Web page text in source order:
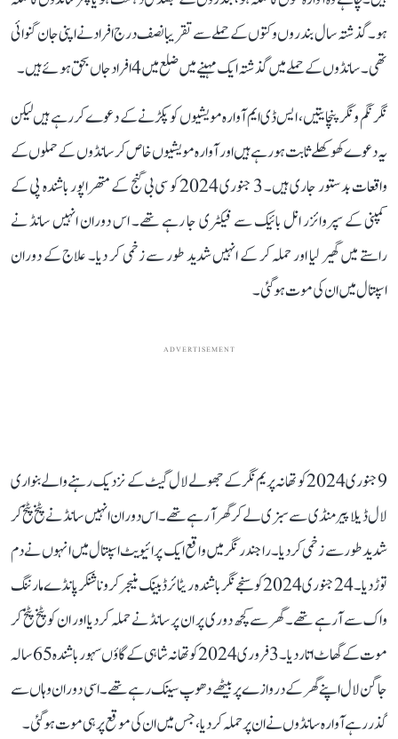
ہو۔ گذشتہ سال بندروں و کتوں کے حملے سے تقریبا نصف درج افراد نے اپنی جان گنوائی
تھی۔ سانڈوں کے حملے میں گذشتہ ایک مہینے میں ضلع میں 4 افراد جاں بحق ہوئے ہیں۔
نگر نگم و نگر پنچایتیں، ایس ڈی ایم آوارہ مویشیوں کو پکڑنے کے دعوے کر رہے ہیں لیکن
یہ دعوے کھوکھلے ثابت ہو رہے ہیں اور آوارہ مویشیوں خاص کر سانڈوں کے حملوں کے
واقعات بدستور جاری ہیں۔ 3 جنوری 2024 کو سی بی گنج کے متھراپور باشندہ پی کے
کمپنی کے سپروائزر انل بائیک سے فیکٹری جا رہے تھے۔ اس دوران انہیں سانڈ نے
راستے میں گھیر لیا اور حملہ کر کے انہیں شدید طور سے زخمی کر دیا۔ علاج کے دوران
اسپتال میں ان کی موت ہو گئی۔
ADVERTISEMENT
9 جنوری 2024 کو تھانہ پریم نگر کے جھولے لال گیٹ کے نزدیک رہنے والے بنواری
لال ڈیلا پیر منڈی سے سبزی لے کر گھر آ رہے تھے۔ اس دوران انہیں سانڈ نے پٹخ پٹخ کر
شدید طور سے زخمی کر دیا۔ راجندر نگر میں واقع ایک پرائیویٹ اسپتال میں انہوں نے دم
توڑ دیا۔ 24جنوری2024 کو سنجے نگر باشندہ ریٹائرڈ بینک منیجر کرونا شنکر پانڈے مارننگ
واک سے آ رہے تھے۔ گھر سے کچھ دوری پر ان پر سانڈ نے حملہ کر دیا اور ان کو پٹخ پٹخ کر
موت کے گھاٹ اتار دیا۔ 3 فروری 2024 کو تھانہ شاہی کے گاؤں سہور باشندہ 65سالہ
جاگن لال اپنےگھر کے دروازے پر بیٹھے دھوپ سینک رہے تھے۔ اسی دوران وہاں سے
گذر رہے آوارہ سانڈوں نے ان پر حملہ کر دیا، جس میں ان کی موقع پر ہی موت ہو گئی۔